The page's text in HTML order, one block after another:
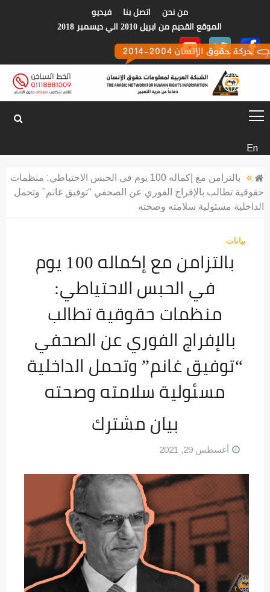
من نحن اتصل بنا
فيديو
الموقع القديم من ابريل 2010 الي ديسمبر 2018
لمعلومات حقوق
الانسان
En
»
بالتزامن مع إكماله 100 يوم في الحبس الاحتياطي: منظمات
حقوقية تطالب بالإفراج الفوري عن الصحفي “توفيق غانم” وتحمل
الداخلية مسئولية سلامته وصحته
بيانات
بالتزامن مع إكماله 100 يوم
في الحبس الاحتياطي:
منظمات حقوقية تطالب
بالإفراج الفوري عن الصحفي
“توفيق غانم” وتحمل الداخلية
مسئولية سلامته وصحته
بيان مشترك
أغسطس 29, 2021